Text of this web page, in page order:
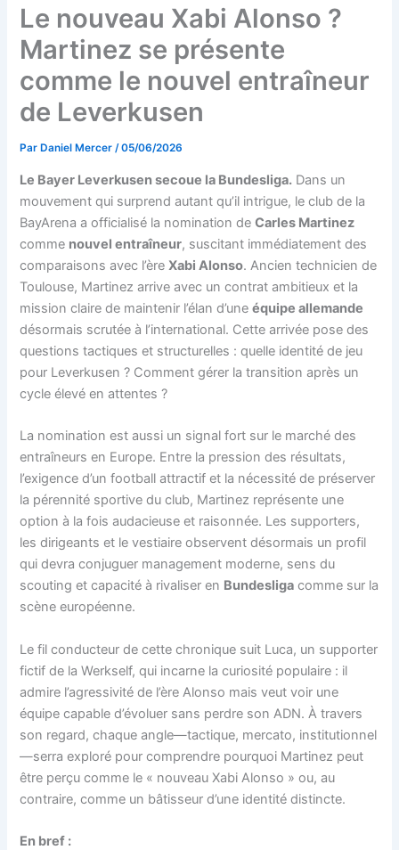
Le nouveau Xabi Alonso ?
Martinez se présente
comme le nouvel entraîneur
de Leverkusen
Par Daniel Mercer/05/06/2026
Le Bayer Leverkusen secoue la Bundesliga. Dans un
mouvement qui surprend autant qu’il intrigue, le club de la
BayArena a officialisé la nomination deCarles Martinez
comme nouvel entraîneur, suscitant immédiatement des
comparaisons avec l’èreXabi Alonso. Ancien technicien de
Toulouse, Martinez arrive avec un contrat ambitieux et la
mission claire de maintenir l’élan d’uneéquipe allemande
désormais scrutée à l’international. Cette arrivée pose des
questions tactiques et structurelles : quelle identité de jeu
pour Leverkusen ? Comment gérer la transition après un
cycle élevé en attentes ?
La nomination est aussi un signal fort sur le marché des
entraîneurs en Europe. Entre la pression des résultats,
l’exigence d’un football attractif et la nécessité de préserver
la pérennité sportive du club, Martinez représente une
option à la fois audacieuse et raisonnée. Les supporters,
les dirigeants et le vestiaire observent désormais un profil
qui devra conjuguer management moderne, sens du
scouting et capacité à rivaliser en Bundesliga comme sur la
scène européenne.
Le fil conducteur de cette chronique suit Luca, un supporter
fictif de la Werkself, qui incarne la curiosité populaire : il
admire l’agressivité de l’ère Alonso mais veut voir une
équipe capable d’évoluer sans perdre son ADN. À travers
son regard, chaque angle—tactique, mercato, institutionnel
—serra exploré pour comprendre pourquoi Martinez peut
être perçu comme le « nouveau Xabi Alonso » ou, au
contraire, comme un bâtisseur d’une identité distincte.
En bref :